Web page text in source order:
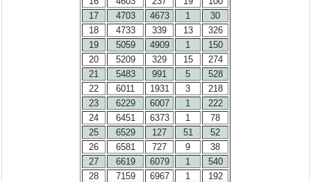
17
4703 4673 1
30
18
4733 339 13
326
19
5059 4909 1
150
20
5209 329 15
274
21
5483 991 5
528
22
6011 1931 3
218
23
6229 6007 1
222
24
6451 6373 1
78
25
6529 127 51
52
26
6581 727 9
38
27
6619 6079 1
540
28
7159 6967 1
192